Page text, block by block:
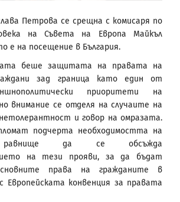
Петрова се срещна с комисаря по
на Съвета на Европа Майкъл
е на посещение в България.
беше защитата на правата на
зад граница като един от
приоритети на
внимание се отделя на случаите на
и говор на омразата.
подчерта необходимостта на
равнище да се обсъжда
на тези прояви, за да бъдат
права на гражданите в
Европейската конвенция за правата